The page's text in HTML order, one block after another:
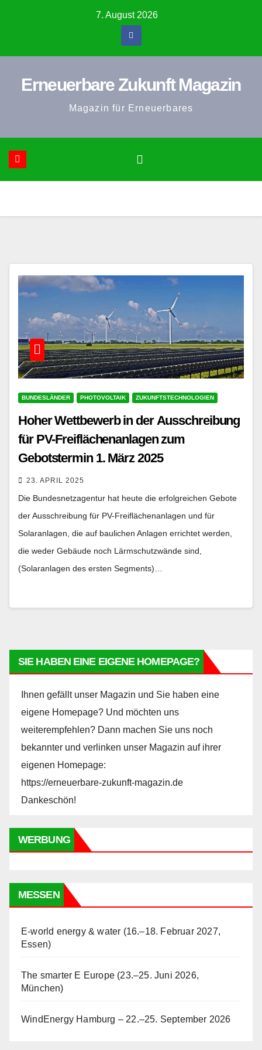
7. August 2026
Erneuerbare Zukunft Magazin
Magazin für Erneuerbares
BUNDESLÄNDER PHOTOVOLTAIK ZUKUNFTSTECHNOLOGIEN
Hoher Wettbewerb in der Ausschreibung
für PV-Freiflächenanlagen zum
Gebotstermin 1. März 2025
23. APRIL 2025
Die Bundesnetzagentur hat heute die erfolgreichen Gebote
der Ausschreibung für PV-Freiflächenanlagen und für
Solaranlagen, die auf baulichen Anlagen errichtet werden,
die weder Gebäude noch Lärmschutzwände sind,
(Solaranlagen des ersten Segments)…
SIE HABEN EINE EIGENE HOMEPAGE?
Ihnen gefällt unser Magazin und Sie haben eine
eigene Homepage? Und möchten uns
weiterempfehlen? Dann machen Sie uns noch
bekannter und verlinken unser Magazin auf ihrer
eigenen Homepage:
https://erneuerbare-zukunft-magazin.de
Dankeschön!
WERBUNG
MESSEN
E-world energy & water (16.–18. Februar 2027,
Essen)
The smarter E Europe (23.–25. Juni 2026,
München)
WindEnergy Hamburg – 22.–25. September 2026